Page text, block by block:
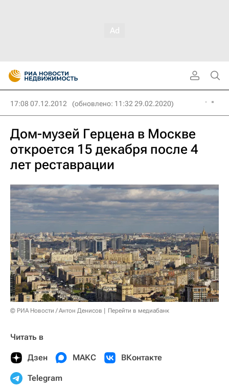
17:08 07.12.2012 (обновлено: 11:32 29.02.2020)
Дом-музей Герцена в Москве
откроется 15 декабря после 4
лет реставрации
© РИА Новости / Антон Денисов Перейти в медиабанк
Читать в
Дзен МАКС ВКонтакте
Telegram